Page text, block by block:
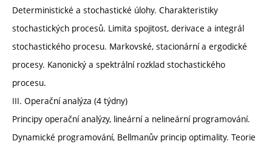
Deterministické a stochastické úlohy. Charakteristiky
stochastických procesů. Limita spojitost, derivace a integrál
stochastického procesu. Markovské, stacionární a ergodické
procesy. Kanonický a spektrální rozklad stochastického
procesu.
III. Operační analýza (4 týdny)
Principy operační analýzy, lineární a nelineární programování.
Dynamické programování, Bellmanův princip optimality. Teorie